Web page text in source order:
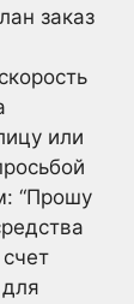
заказ
или
“Прошу